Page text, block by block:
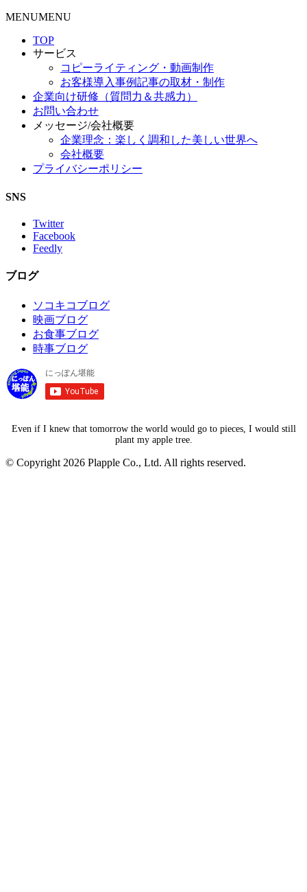
MENUMENU
TOP
サービス
コピーライティング・動画制作
お客様導入事例記事の取材・制作
企業向け研修（質問力＆共感力）
お問い合わせ
メッセージ/会社概要
企業理念：楽しく調和した美しい世界へ
会社概要
プライバシーポリシー
SNS
Twitter
Facebook
Feedly
ブログ
ソコキコブログ
映画ブログ
お食事ブログ
時事ブログ
Even if I knew that tomorrow the world would go to pieces, I would still
plant my apple tree.
© Copyright 2026 Plapple Co., Ltd. All rights reserved.